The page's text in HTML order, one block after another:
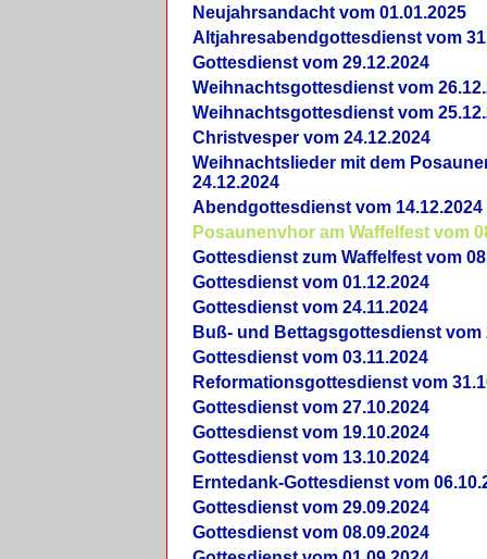
Neujahrsandacht vom 01.01.2025
Altjahresabendgottesdienst vom
Gottesdienst vom 29.12.2024
Weihnachtsgottesdienst vom
Weihnachtsgottesdienst vom
Christvesper vom 24.12.2024
Weihnachtslieder mit dem
24.12.2024
Abendgottesdienst vom 14.12.2024
Posaunenvhor am Waffelfest vom
Gottesdienst zum Waffelfest vom
Gottesdienst vom 01.12.2024
Gottesdienst vom 24.11.2024
Buß- und Bettagsgottesdienst vom
Gottesdienst vom 03.11.2024
Reformationsgottesdienst vom
Gottesdienst vom 27.10.2024
Gottesdienst vom 19.10.2024
Gottesdienst vom 13.10.2024
Erntedank-Gottesdienst vom
Gottesdienst vom 29.09.2024
Gottesdienst vom 08.09.2024